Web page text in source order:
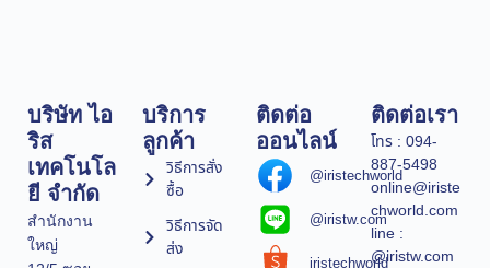
บริษัท ไอ
ริส
เทคโนโล
ยี จำกัด
สำนักงาน
ใหญ่
บริการ
ลูกค้า
วิธีการสั่ง
ซื้อ
วิธีการจัด
ส่ง
ติดต่อ
ออนไลน์
@iristechworld
@iristw.com
iristechworld
ติดต่อเรา
โทร : 094-
887-5498
online@iriste
chworld.com
line :
@iristw.com